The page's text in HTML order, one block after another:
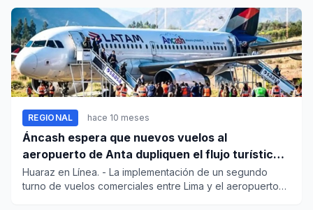
REGIONAL hace 10 meses
Áncash espera que nuevos vuelos al
aeropuerto de Anta dupliquen el flujo turístico
hacia Huaraz
Huaraz en Línea. - La implementación de un segundo
turno de vuelos comerciales entre Lima y el aeropuerto